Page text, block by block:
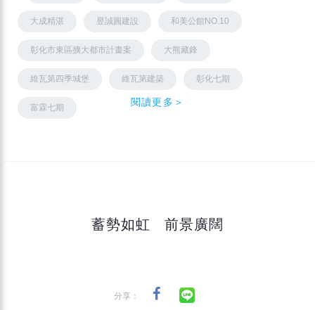
大成精湛 昱誠圓建設 和美公館NO.10
彰化市東區擴大都市計畫案 大熊藏鋒
維瓦第四季城堡 維瓦第建築 彰化七期
富霖七期 閱讀更多＞
蓄勢如虹 前景廣闊
分享：